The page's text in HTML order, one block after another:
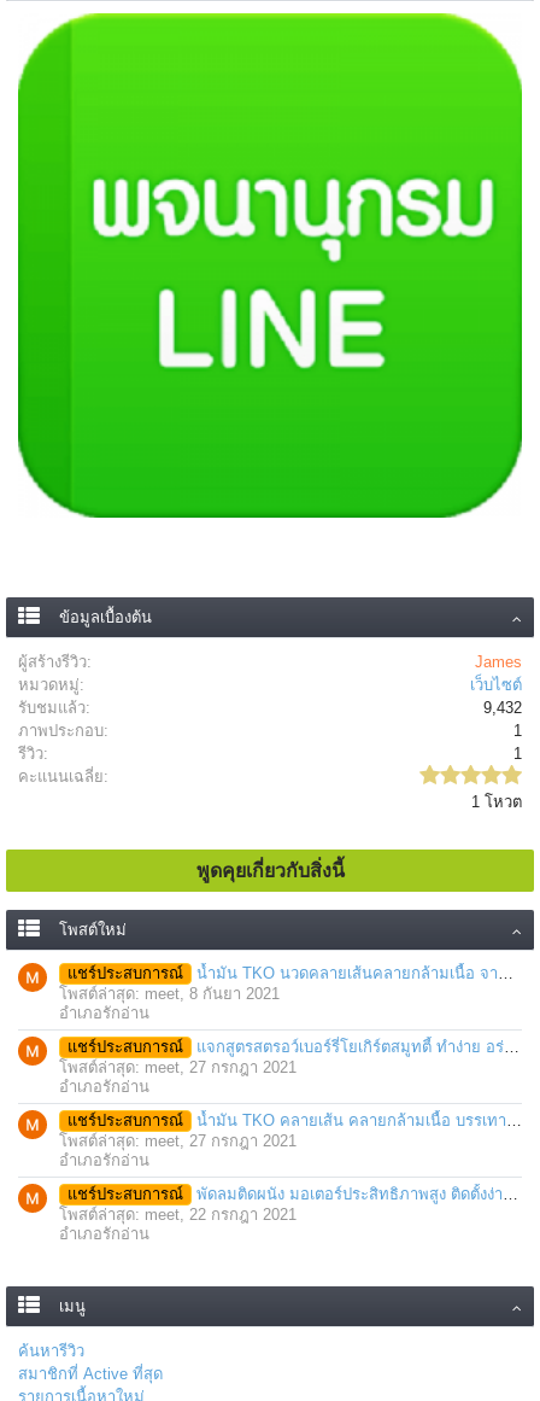
ข้อมูลเบื้องต้น
ผู้สร้างรีวิว:
James
หมวดหมู่:
เว็บไซต์
รับชมแล้ว:
9,432
ภาพประกอบ:
1
รีวิว:
1
คะแนนเฉลี่ย:
1 โหวต
พูดคุยเกี่ยวกับสิ่งนี้
โพสต์ใหม่
แชร์ประสบการณ์
น้ำมัน TKO นวดคลายเส้นคลายกล้ามเนื้อ จากภาวะตึงหรือเคล็ด บาดเจ็บ ได้อย่างฉับพลัน
โพสต์ล่าสุด: meet, 8 กันยา 2021
อำเภอรักอ่าน
แชร์ประสบการณ์
แจกสูตรสตรอว์เบอร์รี่โยเกิร์ตสมูทตี้ ทำง่าย อร่อย แค่มีเครื่องปั่นน้ำผลไม้
โพสต์ล่าสุด: meet, 27 กรกฎา 2021
อำเภอรักอ่าน
แชร์ประสบการณ์
น้ำมัน TKO คลายเส้น คลายกล้ามเนื้อ บรรเทาอาการบาดเจ็บโดยฉับพลัน
โพสต์ล่าสุด: meet, 27 กรกฎา 2021
อำเภอรักอ่าน
แชร์ประสบการณ์
พัดลมติดผนัง มอเตอร์ประสิทธิภาพสูง ติดตั้งง่าย ประหยัดพื้นที่
โพสต์ล่าสุด: meet, 22 กรกฎา 2021
อำเภอรักอ่าน
เมนู
ค้นหารีวิว
สมาชิกที่ Active ที่สุด
รายการเนื้อหาใหม่